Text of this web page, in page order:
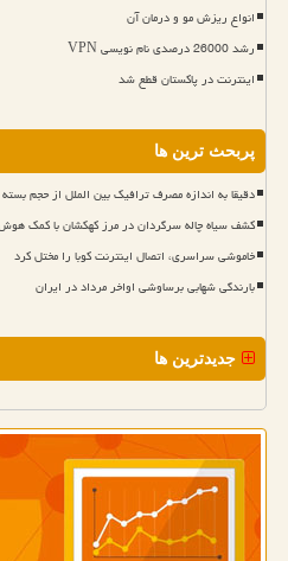
انواع ریزش مو و درمان آن
رشد 26000 درصدی نام نویسی VPN
اینترنت در پاکستان قطع شد
پربحث ترین ها
دقیقا به اندازه مصرف ترافیک بین الملل از حجم
کشف سیاه چاله سرگردان در مرز کهکشان با کمک
خاموشی سراسری، اتصال اینترنت کوبا را مختل کرد
بارندگی شهابی برساوشی اواخر مرداد در ایران
جدیدترین ها